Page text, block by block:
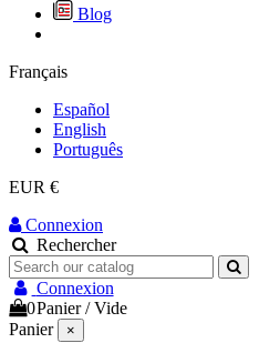
Blog
Français
Español
English
Português
EUR €
Connexion
Rechercher
Connexion
0Panier /Vide
Panier
×